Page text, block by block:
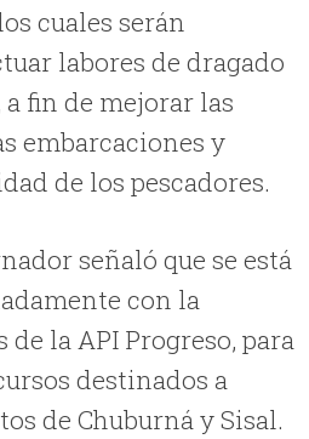
cuales serán
labores de dragado
fin de mejorar las
embarcaciones y
de los pescadores.
señaló que se está
con la
de la API Progreso, para
destinados a
de Chuburná y Sisal.